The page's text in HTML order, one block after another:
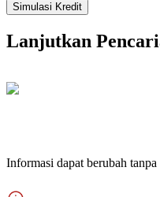
Simulasi Kredit
Lanjutkan
Informasi dapat berubah